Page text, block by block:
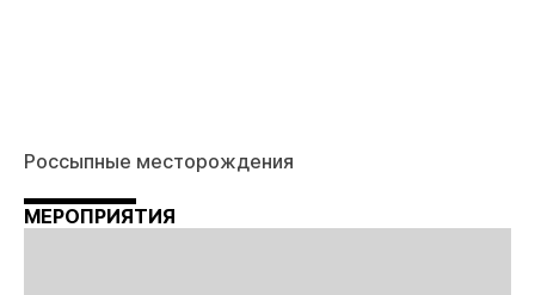
Россыпные месторождения
МЕРОПРИЯТИЯ
использованием метрической программы
сайт, вы даете
данных технологий.